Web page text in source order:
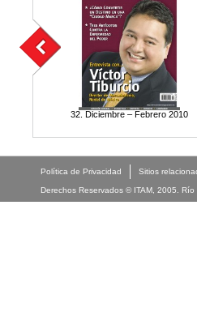
32. Diciembre – Febrero 2010
Política de Privacidad Sitios
Derechos Reservados © ITAM, 2005.